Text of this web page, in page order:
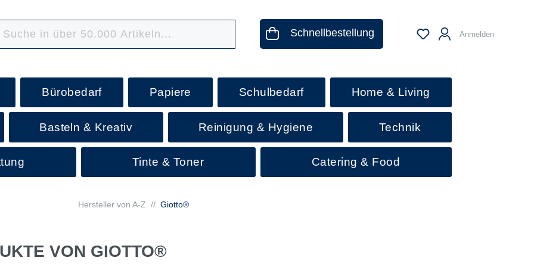
Schnellbestellung Anmelden
Bürobedarf Papiere Schulbedarf Home & Living
Basteln & Kreativ Reinigung & Hygiene Technik
Tinte & Toner Catering & Food
Hersteller von A-Z // Giotto®
VON GIOTTO®